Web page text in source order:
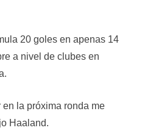
20 goles en apenas 14
a nivel de clubes en
en la próxima ronda me
Haaland.